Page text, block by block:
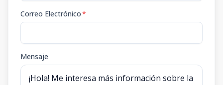
Correo Electrónico*
Mensaje